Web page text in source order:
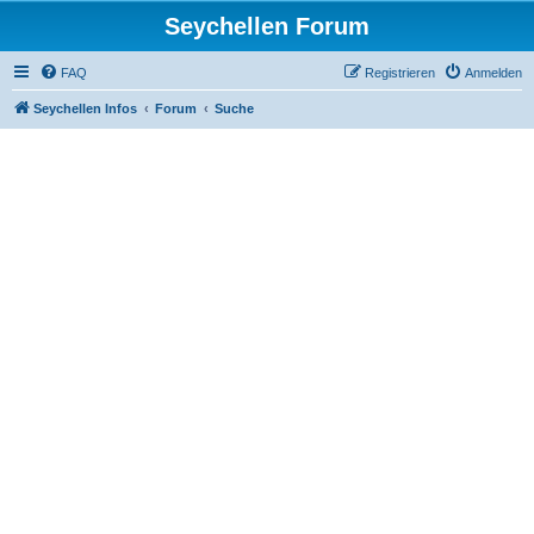
Seychellen Forum
FAQ Anmelden
Registrieren
Seychellen Infos Forum Suche